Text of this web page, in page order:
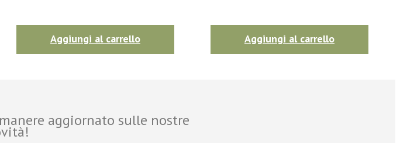
Aggiungi al carrello Aggiungi al carrello
aggiornato sulle nostre